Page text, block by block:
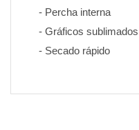
- Percha interna
- Gráficos
- Secado rápido